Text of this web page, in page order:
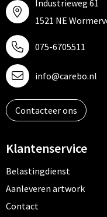
Industrieweg 61
1521 NE
075-6705511
info@carebo.nl
Contacteer ons
Klantenservice
Belastingdienst
Aanleveren artwork
Contact